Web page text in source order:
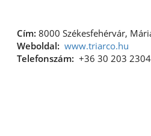
Cím: 8000 Székesfehérvár,
Weboldal: www.triarco.hu
Telefonszám: +36 30 203 2304